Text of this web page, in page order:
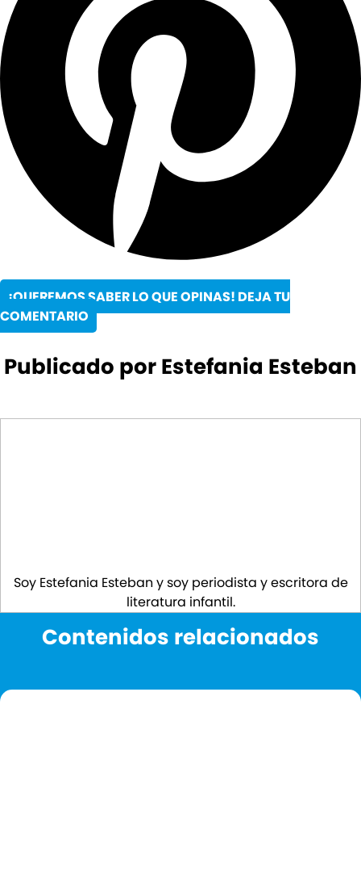
¡QUEREMOS SABER LO QUE OPINAS! DEJA TU
COMENTARIO
Publicado por Estefania Esteban
Soy Estefania Esteban y soy periodista y escritora de
literatura infantil.
Contenidos relacionados